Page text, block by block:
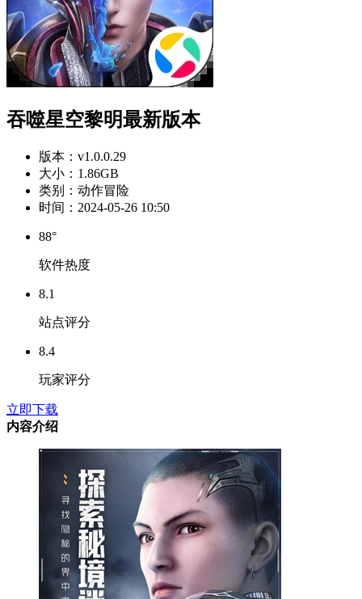
吞噬星空黎明最新版本
版本： v1.0.0.29
大小： 1.86GB
类别： 动作冒险
时间： 2024-05-26 10:50
88°
软件热度
8.1
站点评分
8.4
玩家评分
立即下载
内容介绍